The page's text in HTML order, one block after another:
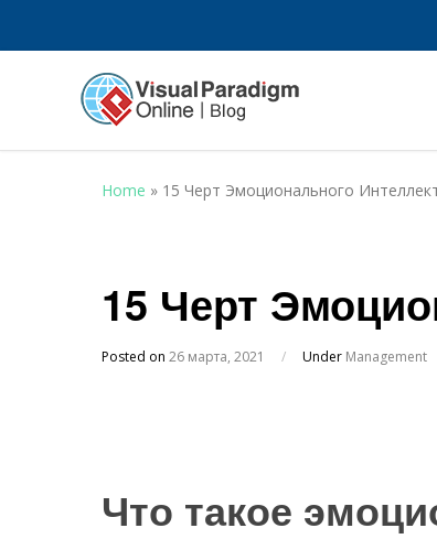
Home » 15 Черт Эмоционального
15 Черт
Posted on 26 марта, 2021 / Under Management
Что такое